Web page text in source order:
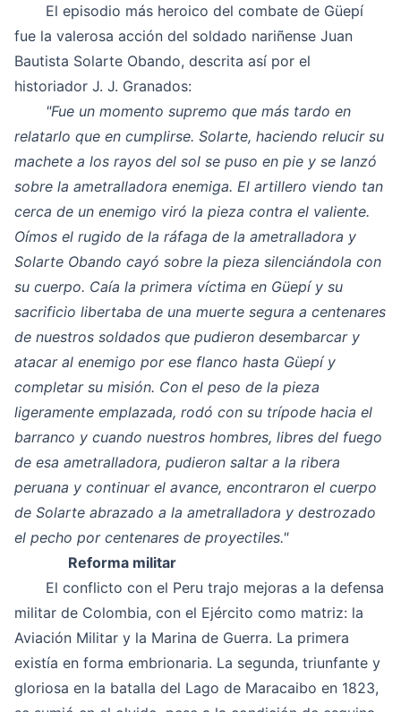
El episodio más heroico del combate de Güepí
fue la valerosa acción del soldado nariñense Juan
Bautista Solarte Obando, descrita así por el
historiador J. J. Granados:
"Fue un momento supremo que más tardo en
relatarlo que en cumplirse. Solarte, haciendo relucir su
machete a los rayos del sol se puso en pie y se lanzó
sobre la ametralladora enemiga. El artillero viendo tan
cerca de un enemigo viró la pieza contra el valiente.
Oímos el rugido de la ráfaga de la ametralladora y
Solarte Obando cayó sobre la pieza silenciándola con
su cuerpo. Caía la primera víctima en Güepí y su
sacrificio libertaba de una muerte segura a centenares
de nuestros soldados que pudieron desembarcar y
atacar al enemigo por ese flanco hasta Güepí y
completar su misión. Con el peso de la pieza
ligeramente emplazada, rodó con su trípode hacia el
barranco y cuando nuestros hombres, libres del fuego
de esa ametralladora, pudieron saltar a la ribera
peruana y continuar el avance, encontraron el cuerpo
de Solarte abrazado a la ametralladora y destrozado
el pecho por centenares de proyectiles."
Reforma militar
El conflicto con el Peru trajo mejoras a la defensa
militar de Colombia, con el Ejército como matriz: la
Aviación Militar y la Marina de Guerra. La primera
existía en forma embrionaria. La segunda, triunfante y
gloriosa en la batalla del Lago de Maracaibo en 1823,